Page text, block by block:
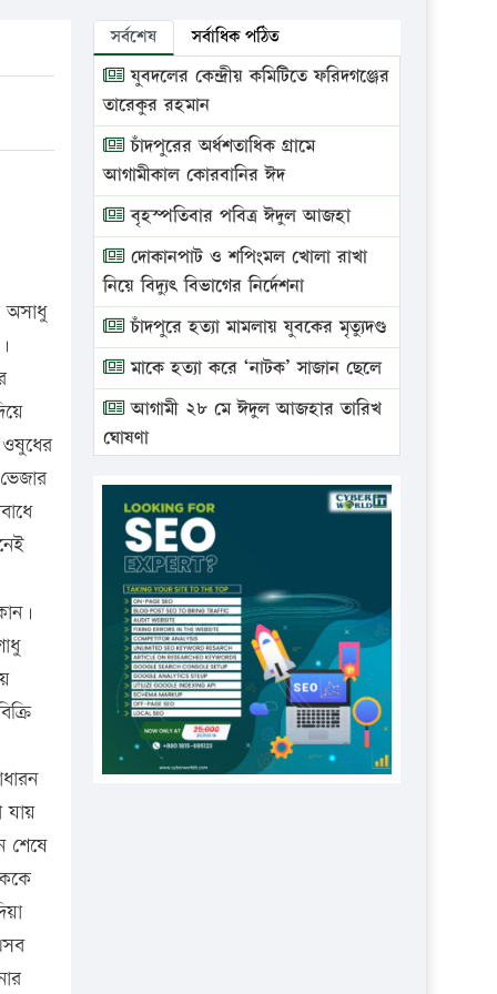
অসাধু
যায়
শেষে
সর্বশেষ সর্বাধিক পঠিত
যুবদলের কেন্দ্রীয় কমিটিতে ফরিদগঞ্জের
তারেকুর রহমান
চাঁদপুরের অর্ধশতাধিক গ্রামে
আগামীকাল কোরবানির ঈদ
বৃহস্পতিবার পবিত্র ঈদুল আজহা
দোকানপাট ও শপিংমল খোলা রাখা
নিয়ে বিদ্যুৎ বিভাগের নির্দেশনা
চাঁদপুরে হত্যা মামলায় যুবকের মৃত্যুদণ্ড
মাকে হত্যা করে ‘নাটক’ সাজান ছেলে
আগামী ২৮ মে ঈদুল আজহার তারিখ
ঘোষণা
ভ্রাম্যমাণ আদালতে দুইটি প্রতিষ্ঠানকে
প্রতিষ্ঠানকে ৪০হাজার টাকা জরিমানা।
এবার লঞ্চের ভাড়া বাড়ল
১৭ থেকে ২১ শতাংশ বিদ্যুতের দাম
বাড়ানোর প্রস্তাব পিডিবির
১৬ মে চাঁদপুর ও ২৫ মে ফেনী সফরে
যাবেন প্রধানমন্ত্রী
উচ্চশিক্ষায় গৌরবময় অর্জন: পূর্ণ
স্কলারশিপে যুক্তরাষ্ট্রে পিএইচডি করছেন